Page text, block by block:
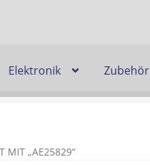
Elektronik Zubehör
Lieferzeit & Verfügbarkeit
MIT „AE25829“